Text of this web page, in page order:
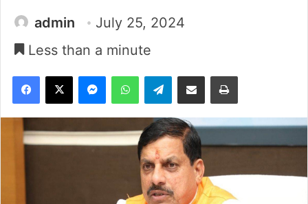
admin
July 25, 2024
Less than a minute
Facebook
X MessengerWhatsAppTelegramShare via Email Print